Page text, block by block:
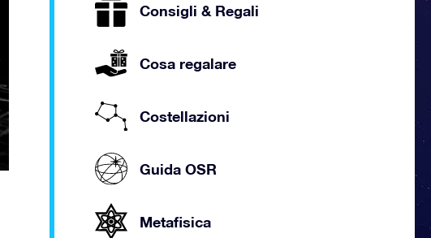
Consigli & Regali
Cosa regalare
Costellazioni
Guida OSR
Metafisica